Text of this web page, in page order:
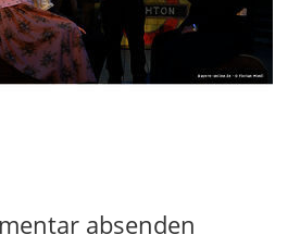
absenden